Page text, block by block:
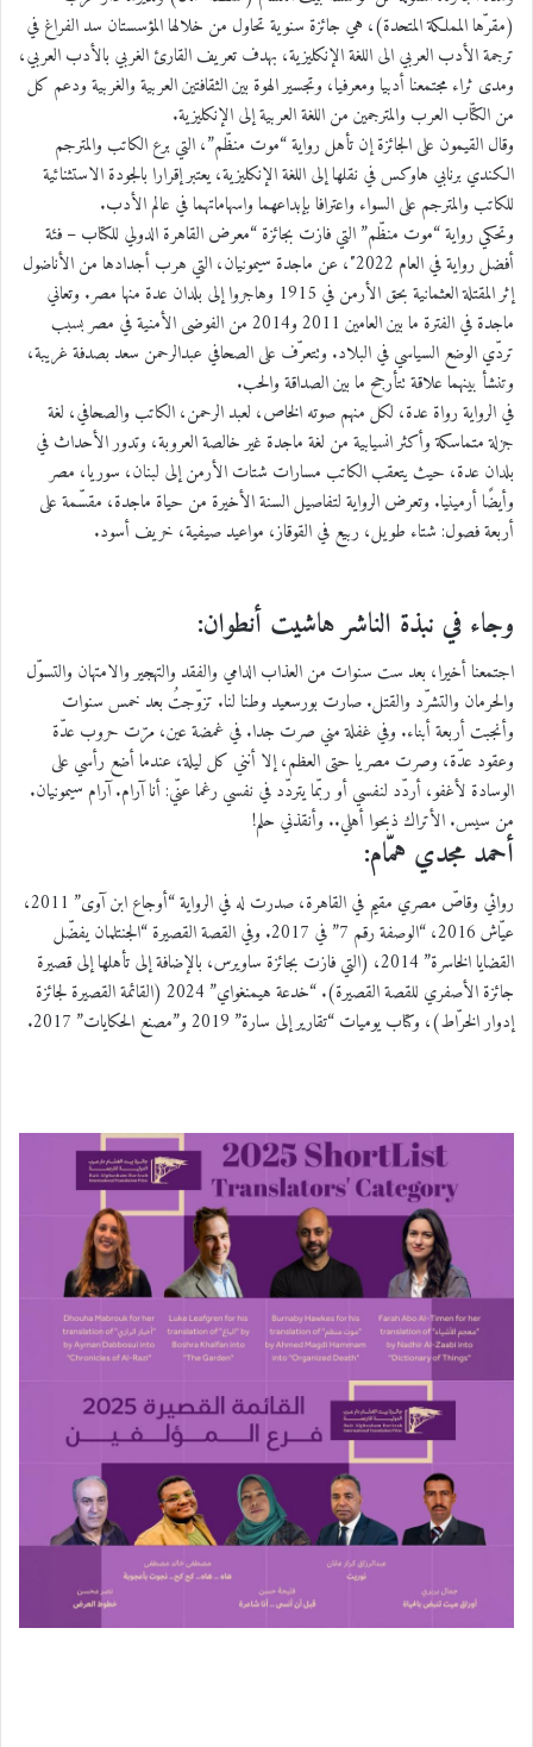
(مقرّها المملكة المتحدة)، هي جائزة سنوية تحاول من خلالها المؤسستان سد الفراغ في
ترجمة الأدب العربي الى اللغة الإنكليزية، بهدف تعريف القارئ الغربي بالأدب العربي،
ومدى ثراء مجتمعنا أدبيا ومعرفيا، وتجسير الهوة بين الثقافتين العربية والغربية ودعم كل
من الكتّاب العرب والمترجمين من اللغة العربية إلى الإنكليزية.
وقال القيمون على الجائزة إن تأهل رواية “موت منظّم”، التي برع الكاتب والمترجم
الكندي برنابي هاوكس في نقلها إلى اللغة الإنكليزية، يعتبر إقرارا بالجودة الاستثنائية
للكاتب والمترجم على السواء واعترافا بإبداعهما واسهاماتهما في عالم الأدب.
وتحكي رواية “موت منظّم” التي فازت بجائزة “معرض القاهرة الدولي للكتاب – فئة
أفضل رواية في العام 2022″، عن ماجدة سيمونيان، التي هرب أجدادها من الأناضول
إثر المقتلة العثمانية بحق الأرمن في 1915 وهاجروا إلى بلدان عدة منها مصر. وتعاني
ماجدة في الفترة ما بين العامين 2011 و2014 من الفوضى الأمنية في مصر بسبب
تردّي الوضع السياسي في البلاد. وتتعرّف على الصحافي عبدالرحمن سعد بصدفة غريبة،
وتنشأ بينهما علاقة تتأرجح ما بين الصداقة والحب.
في الرواية رواة عدة، لكل منهم صوته الخاص، لعبد الرحمن، الكاتب والصحافي، لغة
جزلة متماسكة وأكثر انسيابية من لغة ماجدة غير خالصة العروبة، وتدور الأحداث في
بلدان عدة، حيث يتعقب الكاتب مسارات شتات الأرمن إلى لبنان، سوريا، مصر
وأيضًا أرمينيا. وتعرض الرواية لتفاصيل السنة الأخيرة من حياة ماجدة، مقسّمة على
أربعة فصول: شتاء طويل، ربيع في القوقاز، مواعيد صيفية، خريف أسود.
وجاء في نبذة الناشر هاشيت أنطوان:
اجتمعنا أخيرا، بعد ست سنوات من العذاب الدامي والفقد والتهجير والامتهان والتسوّل
والحرمان والتشرّد والقتل. صارت بورسعيد وطنا لنا. تزوّجتُ بعد خمس سنوات
وأنجبت أربعة أبناء. وفي غفلة مني صرت جدا. في غمضة عين، مرّت حروب عدّة
وعقود عدّة، وصرت مصريا حتى العظم، إلا أنني كل ليلة، عندما أضع رأسي على
الوسادة لأغفو، أردّد لنفسي أو ربّما يتردّد في نفسي رغما عنّي: أنا آرام. آرام سيمونيان.
من سيس. الأتراك ذبحوا أهلي.. وأنقذني حلم!
أحمد مجدي همّام:
روائي وقاصّ مصري مقيم في القاهرة، صدرت له في الرواية “أوجاع ابن آوى” 2011،
عيّاش 2016، “الوصفة رقم 7” في 2017. وفي القصة القصيرة “الجنتلمان يفضّل
القضايا الخاسرة” 2014، (التي فازت بجائزة ساويرس، بالإضافة إلى تأهلها إلى قصيرة
جائزة الأصفري للقصة القصيرة). “خدعة هيمنغواي” 2024 (القائمة القصيرة لجائزة
إدوار الخرّاط)، وكتاب يوميات “تقارير إلى سارة” 2019 و”مصنع الحكايات” 2017.